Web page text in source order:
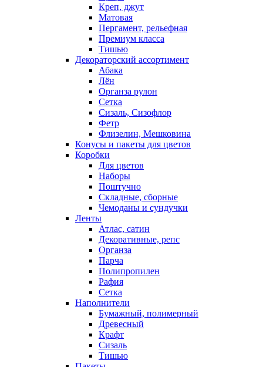
Креп, джут
Матовая
Пергамент, рельефная
Премиум класса
Тишью
Декораторский ассортимент
Абака
Лён
Органза рулон
Сетка
Сизаль, Сизофлор
Фетр
Флизелин, Мешковина
Конусы и пакеты для цветов
Коробки
Для цветов
Наборы
Поштучно
Складные, сборные
Чемоданы и сундучки
Ленты
Атлас, сатин
Декоративные, репс
Органза
Парча
Полипропилен
Рафия
Сетка
Наполнители
Бумажный, полимерный
Древесный
Крафт
Сизаль
Тишью